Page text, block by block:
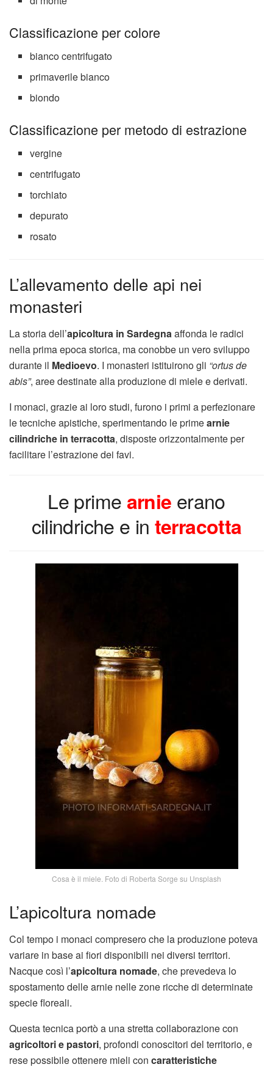
Classificazione per colore
bianco centrifugato
primaverile bianco
biondo
Classificazione per metodo di estrazione
vergine
centrifugato
torchiato
depurato
rosato
L’allevamento delle api nei
monasteri
La storia dell’apicoltura in Sardegnaaffonda le radici
nella prima epoca storica, ma conobbe un vero sviluppo
durante il Medioevo. I monasteri istituirono gli “ortus de
abis”, aree destinate alla produzione di miele e derivati.
I monaci, grazie ai loro studi, furono i primi a perfezionare
le tecniche apistiche, sperimentando le primearnie
cilindriche in terracotta, disposte orizzontalmente per
facilitare l’estrazione dei favi.
Le prime arnie erano
cilindriche e in terracotta
Cosa è il miele. Foto di Roberta Sorge su Unsplash
L’apicoltura nomade
Col tempo i monaci compresero che la produzione poteva
variare in base ai fiori disponibili nei diversi territori.
Nacque così l’apicoltura nomade, che prevedeva lo
spostamento delle arnie nelle zone ricche di determinate
specie floreali.
Questa tecnica portò a una stretta collaborazione con
agricoltori e pastori, profondi conoscitori del territorio, e
rese possibile ottenere mieli con caratteristiche